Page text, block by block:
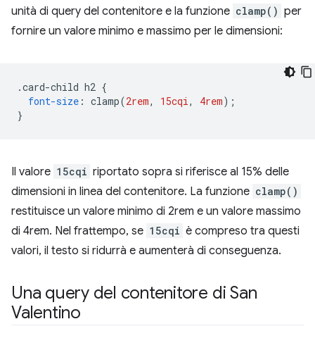
unità di query del contenitore e la funzione clamp() per
fornire un valore minimo e massimo per le dimensioni:
.card-child h2 {
font-size : clamp(2rem, 15cqi, 4rem);
}
Il valore 15cqi riportato sopra si riferisce al 15% delle
dimensioni in linea del contenitore. La funzione clamp()
restituisce un valore minimo di 2rem e un valore massimo
di 4rem. Nel frattempo, se 15cqi è compreso tra questi
valori, il testo si ridurrà e aumenterà di conseguenza.
Una query del contenitore di San
Valentino